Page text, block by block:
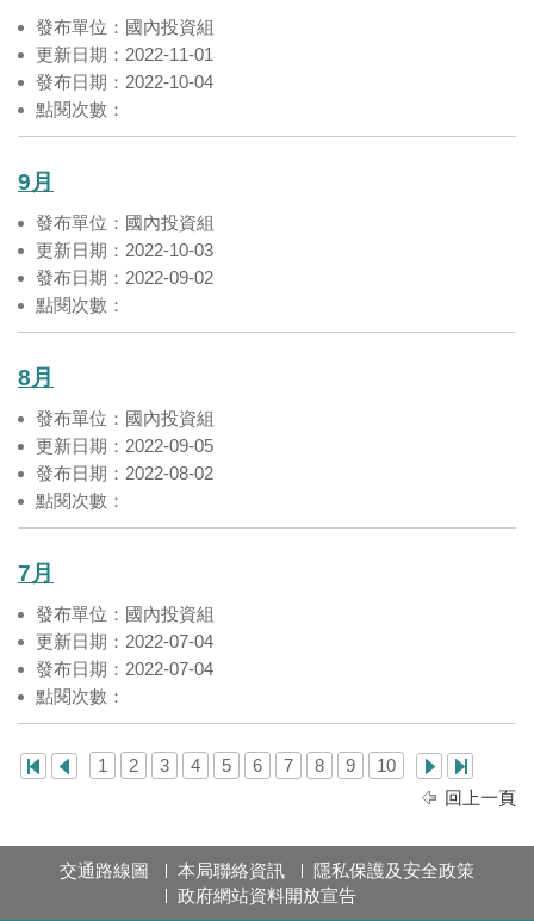
發布單位：國內投資組
更新日期：2022-11-01
發布日期：2022-10-04
點閱次數：
9月
發布單位：國內投資組
更新日期：2022-10-03
發布日期：2022-09-02
點閱次數：
8月
發布單位：國內投資組
更新日期：2022-09-05
發布日期：2022-08-02
點閱次數：
7月
發布單位：國內投資組
更新日期：2022-07-04
發布日期：2022-07-04
點閱次數：
1 2 3 4 5 6 7 8 9
10
回上一頁
交通路線圖 本局聯絡資訊
隱私保護及安全政策
政府網站資料開放宣告